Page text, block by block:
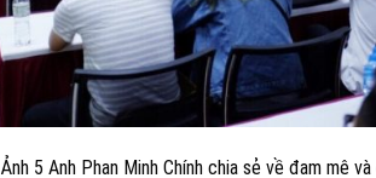
Ảnh 5 Anh Phan Minh Chính chia sẻ về đam mê